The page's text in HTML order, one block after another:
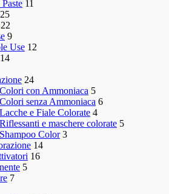
11
25
22
9
Use 12
14
24
Colori con Ammoniaca 5
Colori senza Ammoniaca 6
Lacche e Fiale Colorate 4
Riflessanti e maschere colorate 5
Shampoo Color 3
14
16
5
7